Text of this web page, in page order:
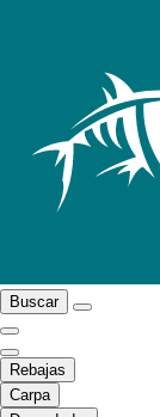
Buscar
Rebajas
Carpa